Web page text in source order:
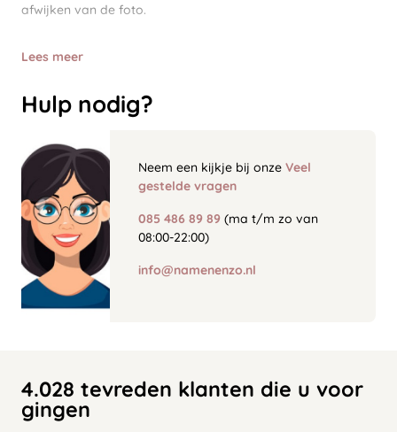
afwijken van de foto.
Lees meer
Hulp nodig?
Neem een kijkje bij onze Veel
gestelde vragen
085 486 89 89 (ma t/m zo van
08:00-22:00)
info@namenenzo.nl
4.028 tevreden klanten die u voor
gingen